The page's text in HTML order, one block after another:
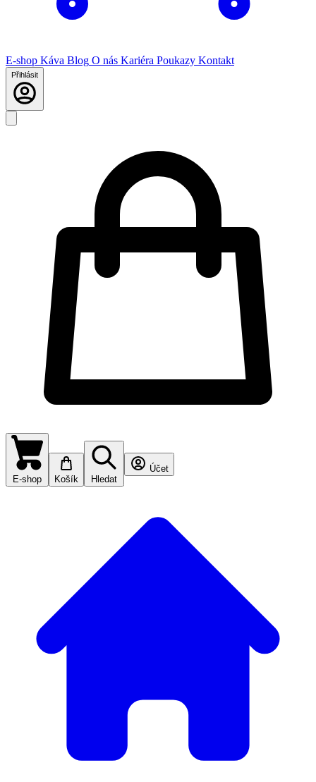
E-shop Káva Blog O nás Kariéra Poukazy Kontakt
Přihlásit
E-shop Košík Hledat
Účet